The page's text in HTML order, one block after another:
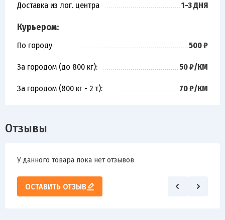
Доставка из лог. центра
1-3 ДНЯ
Курьером:
По городу 500 ₽
За городом (до 800 кг): 50 ₽/КМ
За городом (800 кг - 2 т): 70 ₽/КМ
Отзывы
У данного товара пока нет отзывов
ОСТАВИТЬ ОТЗЫВ